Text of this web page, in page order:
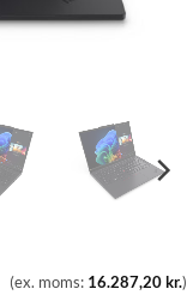
(ex. moms: 16.287,20kr.)